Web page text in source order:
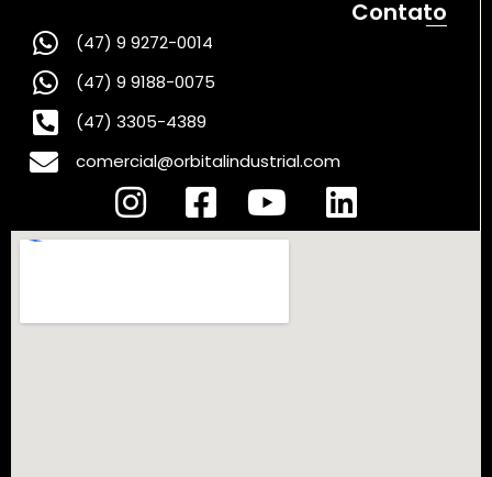
Contato
(47) 9 9272-0014
(47) 9 9188-0075
(47) 3305-4389
comercial@orbitalindustrial.com